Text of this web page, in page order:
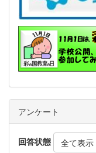
アンケート
回答状態 全て表示